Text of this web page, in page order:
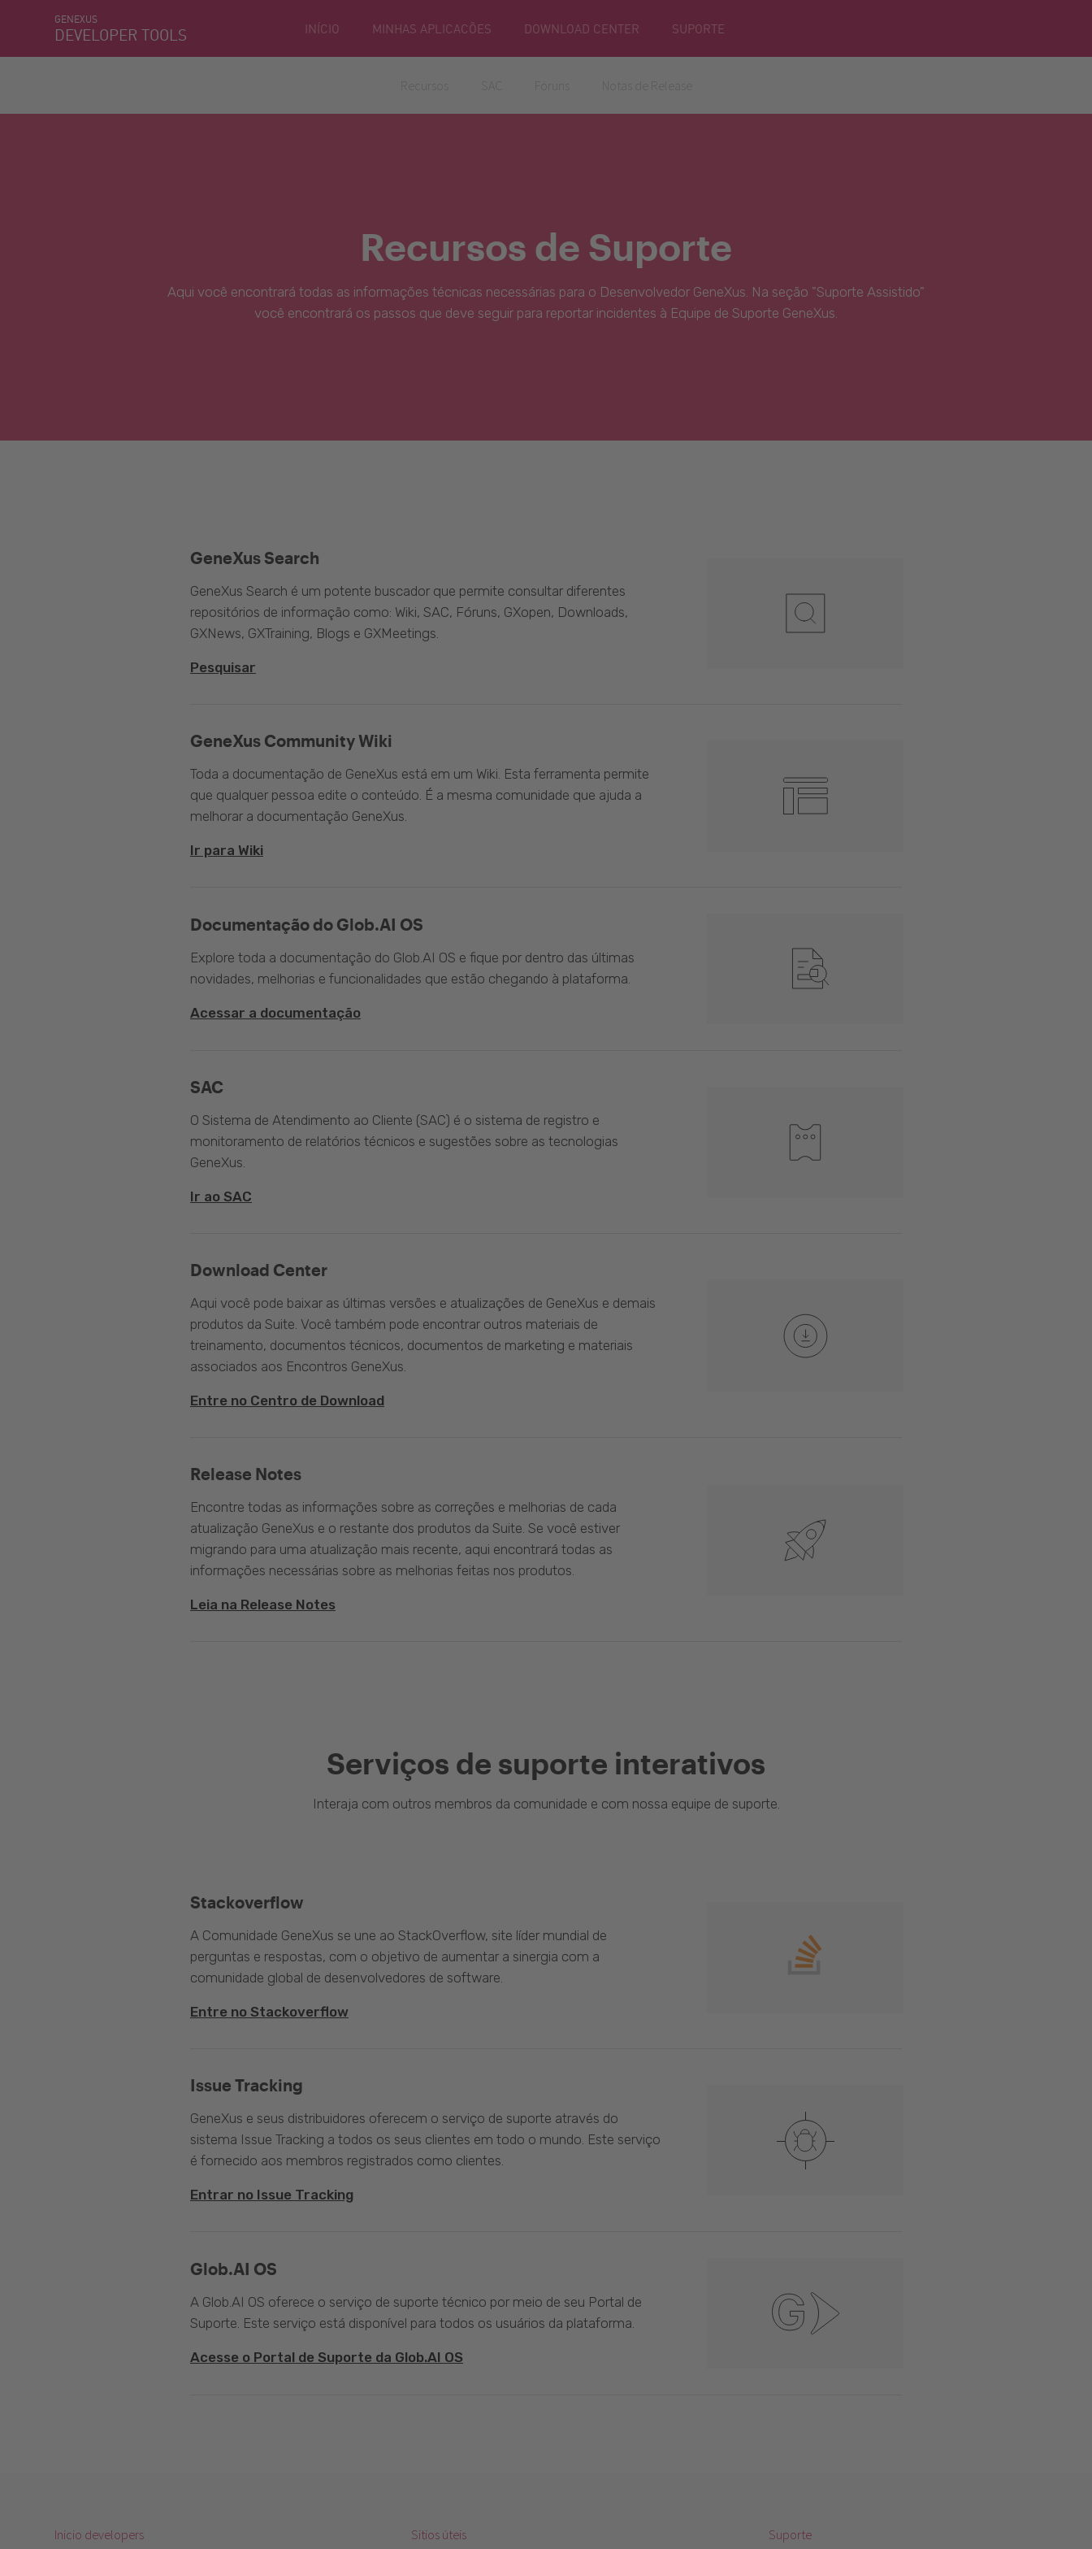
GENEXUS
DEVELOPER TOOLS INÍCIO MINHAS APLICACÕES DOWNLOAD CENTER SUPORTE
Recursos de Suporte
Aqui você encontrará todas as informações técnicas necessárias para o Desenvolvedor GeneXus. Na seção "Suporte Assistido"
você encontrará os passos que deve seguir para reportar incidentes à Equipe de Suporte GeneXus.
GeneXus Community Wiki
Toda a documentação de GeneXus está em um Wiki. Esta ferramenta permite
que qualquer pessoa edite o conteúdo. É a mesma comunidade que ajuda a
melhorar a documentação GeneXus.
Ir para Wiki
GeneXus Search
GeneXus Search é um potente buscador que permite consultar diferentes
repositórios de informação como: Wiki, SAC, Fóruns, GXopen, Downloads,
GXNews, GXTraining, Blogs e GXMeetings.
Pesquisar
Documentação do Glob.AI OS
Explore toda a documentação do Glob.AI OS e fique por dentro das últimas
novidades, melhorias e funcionalidades que estão chegando à plataforma.
Acessar a documentação
SAC
O Sistema de Atendimento ao Cliente (SAC) é o sistema de registro e
monitoramento de relatórios técnicos e sugestões sobre as tecnologias
GeneXus.
Ir ao SAC
Download Center
Aqui você pode baixar as últimas versões e atualizações de GeneXus e demais
produtos da Suite. Você também pode encontrar outros materiais de
treinamento, documentos técnicos, documentos de marketing e materiais
associados aos Encontros GeneXus.
Entre no Centro de Download
Release Notes
Encontre todas as informações sobre as correções e melhorias de cada
atualização GeneXus e o restante dos produtos da Suite. Se você estiver
migrando para uma atualização mais recente, aqui encontrará todas as
informações necessárias sobre as melhorias feitas nos produtos.
Leia na Release Notes
Serviços de suporte interativos
Interaja com outros membros da comunidade e com nossa equipe de suporte.
Stackoverflow
A Comunidade GeneXus se une ao StackOverflow, site líder mundial de
perguntas e respostas, com o objetivo de aumentar a sinergia com a
comunidade global de desenvolvedores de software.
Entre no Stackoverflow
Issue Tracking
GeneXus e seus distribuidores oferecem o serviço de suporte através do
sistema Issue Tracking a todos os seus clientes em todo o mundo. Este serviço
é fornecido aos membros registrados como clientes.
Entrar no Issue Tracking
Glob.AI OS
A Glob.AI OS oferece o serviço de suporte técnico por meio de seu Portal de
Suporte. Este serviço está disponível para todos os usuários da plataforma.
Acesse o Portal de Suporte da Glob.AI OS
Inicio developers Sitios úteis Suporte